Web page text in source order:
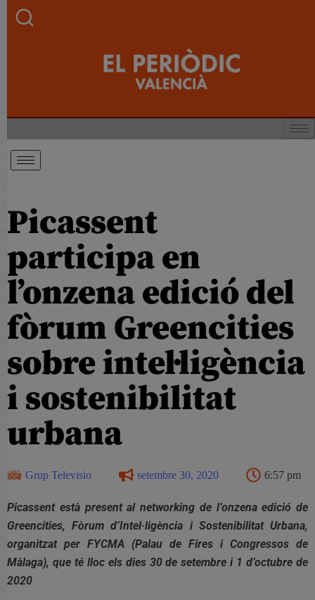
Picassent
participa en
l’onzena edició del
fòrum Greencities
sobre intel·ligència
i sostenibilitat
urbana
Grup Televisio setembre 30, 2020 6:57 pm
Picassent està present al networking de l’onzena edició de
Greencities, Fòrum d’Intel·ligència i Sostenibilitat Urbana,
organitzat per FYCMA (Palau de Fires i Congressos de
Màlaga), que té lloc els dies 30 de setembre i 1 d’octubre de
2020